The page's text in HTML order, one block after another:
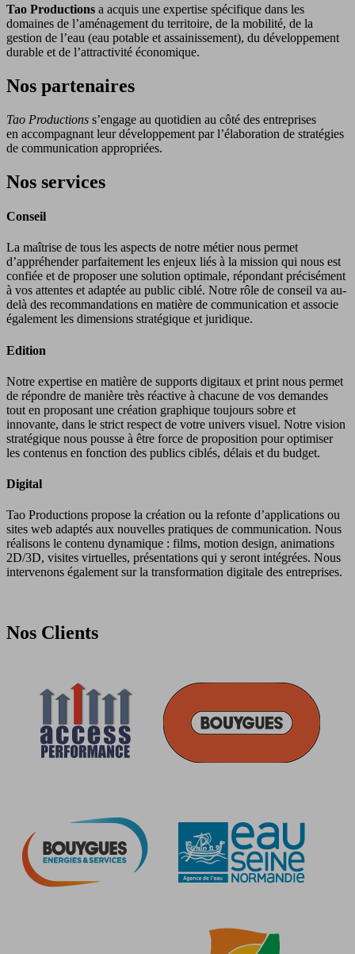
Tao Productions a acquis une expertise spécifique dans les
domaines de l’aménagement du territoire, de la mobilité, de la
gestion de l’eau (eau potable et assainissement), du développement
durable et de l’attractivité économique.
Nos partenaires
Tao Productions s’engage au quotidien au côté des entreprises
en accompagnant leur développement par l’élaboration de stratégies
de communication appropriées.
Nos services
Conseil
La maîtrise de tous les aspects de notre métier nous permet
d’appréhender parfaitement les enjeux liés à la mission qui nous est
confiée et de proposer une solution optimale, répondant précisément
à vos attentes et adaptée au public ciblé. Notre rôle de conseil va au-
delà des recommandations en matière de communication et associe
également les dimensions stratégique et juridique.
Edition
Notre expertise en matière de supports digitaux et print nous permet
de répondre de manière très réactive à chacune de vos demandes
tout en proposant une création graphique toujours sobre et
innovante, dans le strict respect de votre univers visuel. Notre vision
stratégique nous pousse à être force de proposition pour optimiser
les contenus en fonction des publics ciblés, délais et du budget.
Digital
Tao Productions propose la création ou la refonte d’applications ou
sites web adaptés aux nouvelles pratiques de communication. Nous
réalisons le contenu dynamique : films, motion design, animations
2D/3D, visites virtuelles, présentations qui y seront intégrées. Nous
intervenons également sur la transformation digitale des entreprises.
Nos Clients